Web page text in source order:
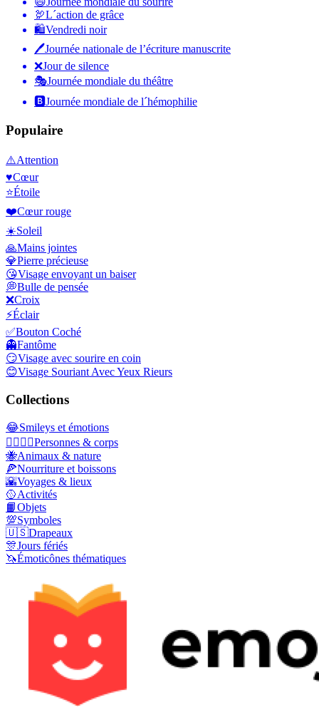
🦃L´action de grâce
🛍Vendredi noir
🖊Journée nationale de l’écriture manuscrite
❌Jour de silence
🎭Journée mondiale du théâtre
🅱️Journée mondiale de l´hémophilie
Populaire
⚠️Attention
♥️Cœur
⭐Étoile
❤️Cœur rouge
☀️Soleil
🙏Mains jointes
💎Pierre précieuse
😘Visage envoyant un baiser
💭Bulle de pensée
❌Croix
⚡Éclair
✅Bouton Coché
👻Fantôme
😏Visage avec sourire en coin
😊Visage Souriant Avec Yeux Rieurs
Collections
😂Smileys et émotions
👩‍❤️‍💋‍👨Personnes & corps
🐝Animaux & nature
🍕Nourriture et boissons
🌇Voyages & lieux
🥎Activités
📙Objets
💯Symboles
🇺🇸Drapeaux
🎊Jours fériés
🦄Émoticônes thématiques